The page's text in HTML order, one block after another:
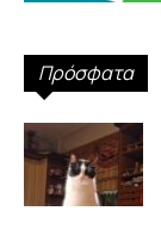
Πρόσφατα